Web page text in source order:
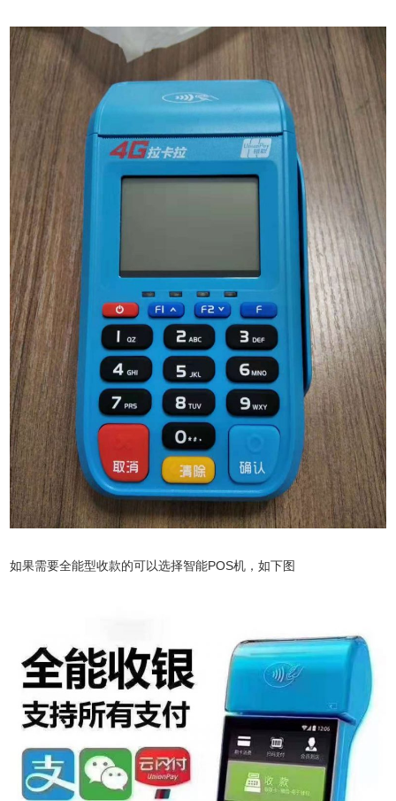
如果需要全能型收款的可以选择智能POS机，如下图